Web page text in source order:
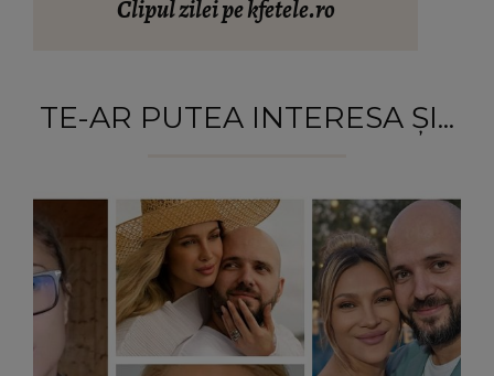
Clipul zilei pe kfetele.ro
TE-AR PUTEA INTERESA ȘI...